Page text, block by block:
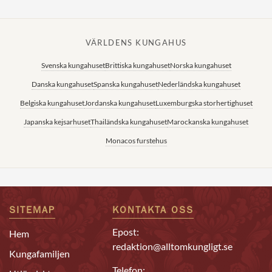
VÄRLDENS KUNGAHUS
Svenska kungahusetBrittiska kungahusetNorska kungahuset
Danska kungahusetSpanska kungahusetNederländska kungahuset
Belgiska kungahusetJordanska kungahusetLuxemburgska storhertighuset
Japanska kejsarhusetThailändska kungahusetMarockanska kungahuset
Monacos furstehus
SITEMAP
Hem
Kungafamiljen
KONTAKTA OSS
Epost:
redaktion@alltomkungligt.se